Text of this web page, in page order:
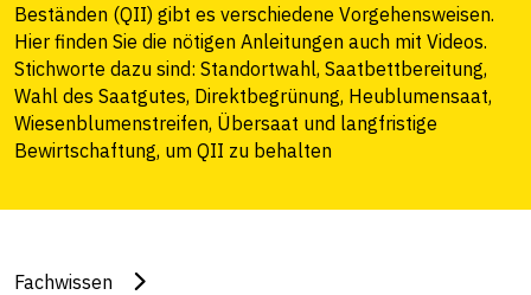
Beständen (QII) gibt es verschiedene Vorgehensweisen.
Hier finden Sie die nötigen Anleitungen auch mit Videos.
Stichworte dazu sind: Standortwahl, Saatbettbereitung,
Wahl des Saatgutes, Direktbegrünung, Heublumensaat,
Wiesenblumenstreifen, Übersaat und langfristige
Bewirtschaftung, um QII zu behalten
Fachwissen